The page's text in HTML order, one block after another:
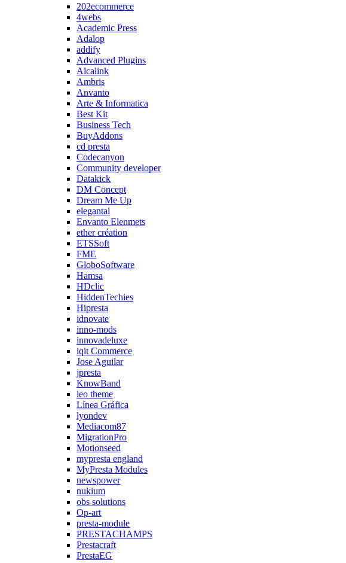
202ecommerce
4webs
Academic Press
Adalop
addify
Advanced Plugins
Alcalink
Ambris
Anvanto
Arte & Informatica
Best Kit
Business Tech
BuyAddons
cd presta
Codecanyon
Community developer
Datakick
DM Concept
Dream Me Up
elegantal
Envanto Elenmets
ether création
ETSSoft
FME
GloboSoftware
Hamsa
HDclic
HiddenTechies
Hipresta
idnovate
inno-mods
innovadeluxe
iqit Commerce
Jose Aguilar
jpresta
KnowBand
leo theme
Línea Gráfica
lyondev
Mediacom87
MigrationPro
Motionseed
mypresta england
MyPresta Modules
newspower
nukium
obs solutions
Op-art
presta-module
PRESTACHAMPS
Prestacraft
PrestaEG